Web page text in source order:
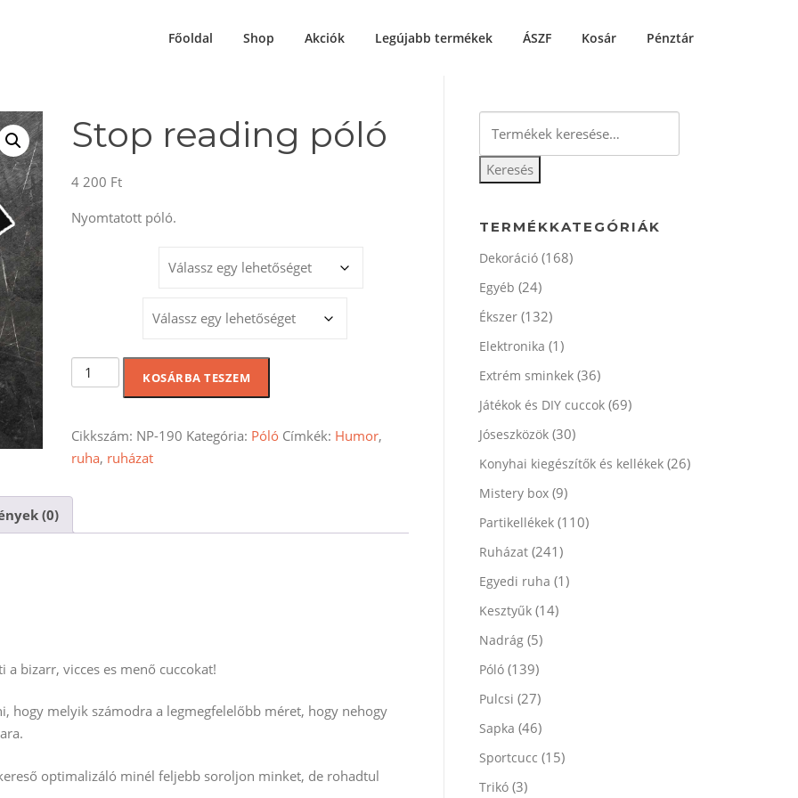
Főoldal Shop Akciók Legújabb termékek ÁSZF Kosár Pénztár
Stop reading póló
4 200 Ft
Nyomtatott póló.
Stop
reading
mennyiség
KOSÁRBA TESZEM
Cikkszám: NP-190 Kategória: Póló Címkék: Humor,
ruha, ruházat
(0)
bizarr, vicces es menő cuccokat!
hogy melyik számodra a legmegfelelőbb méret, hogy nehogy
optimalizáló minél feljebb soroljon minket, de rohadtul
következőre:
Keresés
TERMÉKKATEGÓRIÁK
Dekoráció (168)
Egyéb (24)
Ékszer (132)
Elektronika (1)
Extrém sminkek (36)
Játékok és DIY cuccok (69)
Jóseszközök (30)
Konyhai kiegészítők és kellékek (26)
Mistery box (9)
Partikellékek (110)
Ruházat (241)
Egyedi ruha (1)
Kesztyűk (14)
Nadrág (5)
Póló (139)
Pulcsi (27)
Sapka (46)
Sportcucc (15)
Trikó (3)